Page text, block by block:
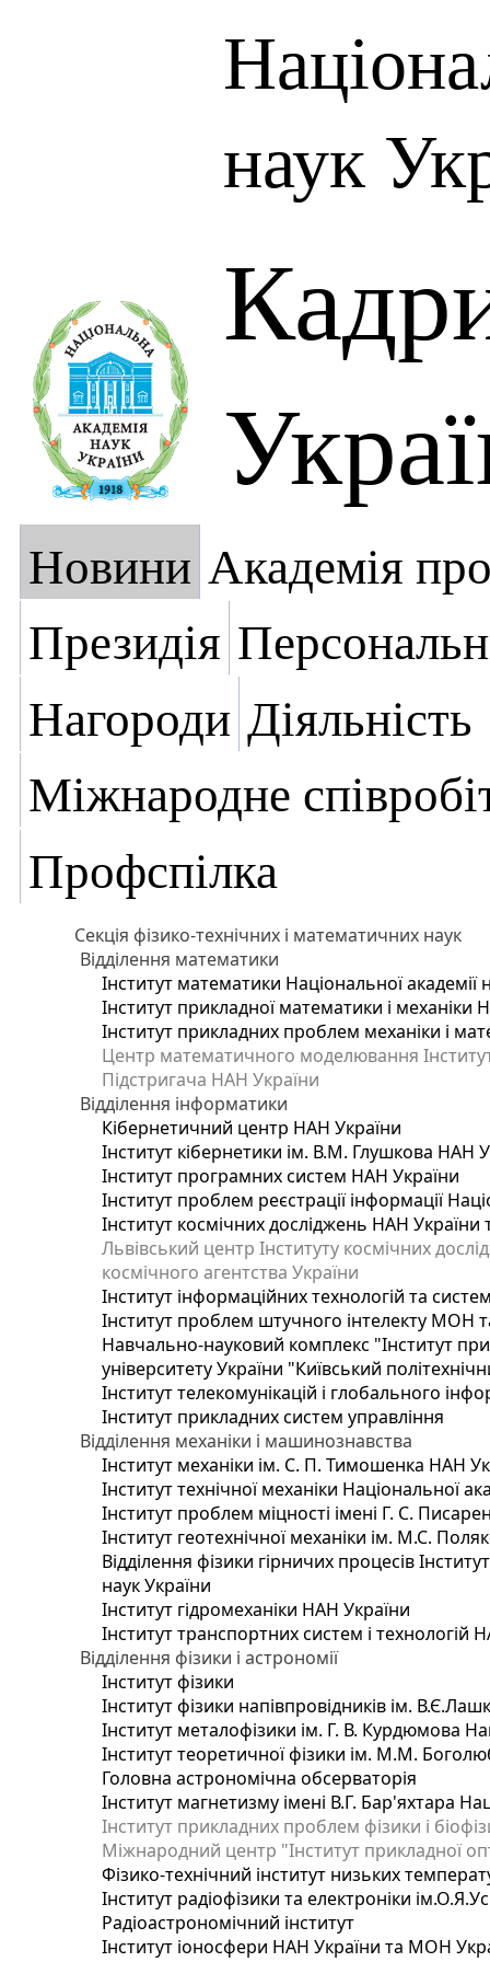
наук
Новини Академія
Президія
Нагороди Діяльність
Міжнародне
Профспілка
Секція фізико-технічних і математичних наук
Відділення математики
Інститут математики Національної академії
Інститут прикладної математики і механіки
Інститут прикладних проблем механіки і
Центр математичного моделювання
Підстригача НАН України
Відділення інформатики
Кібернетичний центр НАН України
Інститут кібернетики ім. В.М. Глушкова НАН
Інститут програмних систем НАН України
Інститут проблем реєстрації інформації
Інститут космічних досліджень НАН України
Львівський центр Інституту космічних
космічного агентства України
Інститут інформаційних технологій та
Інститут проблем штучного інтелекту МОН
Навчально-науковий комплекс "Інститут
університету України "Київський
Інститут телекомунікацій і глобального
Інститут прикладних систем управління
Відділення механіки і машинознавства
Інститут механіки ім. С. П. Тимошенка НАН
Інститут технічної механіки Національної
Інститут проблем міцності імені Г. С.
Інститут геотехнічної механіки ім. М.С.
Відділення фізики гірничих процесів
наук України
Інститут гідромеханіки НАН України
Інститут транспортних систем і технологій
Відділення фізики і астрономії
Інститут фізики
Інститут фізики напівпровідників ім.
Інститут металофізики ім. Г. В. Курдюмова
Інститут теоретичної фізики ім. М.М.
Головна астрономічна обсерваторія
Інститут магнетизму імені В.Г. Бар'яхтара
Інститут прикладних проблем фізики і
Міжнародний центр "Інститут прикладної
Фізико-технічний інститут низьких
Інститут радіофізики та електроніки
Радіоастрономічний інститут
Інститут іоносфери НАН України та МОН